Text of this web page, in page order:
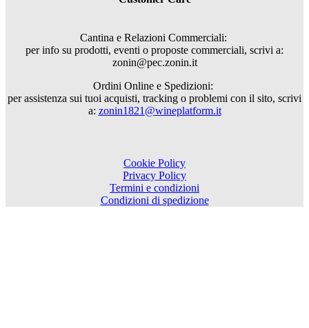
Cantina e Relazioni Commerciali:
per info su prodotti, eventi o proposte commerciali, scrivi a:
zonin@pec.zonin.it
Ordini Online e Spedizioni:
per assistenza sui tuoi acquisti, tracking o problemi con il sito, scrivi
a: zonin1821@wineplatform.it
Cookie Policy
Privacy Policy
Termini e condizioni
Condizioni di spedizione